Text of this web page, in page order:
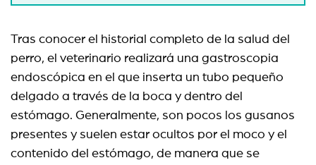
Tras conocer el historial completo de la salud del
perro, el veterinario realizará una gastroscopia
endoscópica en el que inserta un tubo pequeño
delgado a través de la boca y dentro del
estómago. Generalmente, son pocos los gusanos
presentes y suelen estar ocultos por el moco y el
contenido del estómago, de manera que se